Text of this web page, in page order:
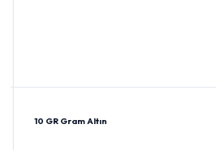
10 GR Gram Altın